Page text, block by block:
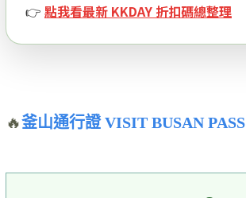
👉 點我看最新 KKDAY 折扣碼總整理
🔥釜山通行證 VISIT BUSAN PASS